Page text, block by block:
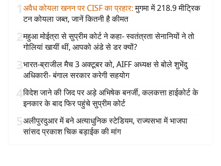
1अवैध कोयला खनन पर CISF का प्रहार: मुगमा में 218.9 मीट्रिक
टन कोयला जब्त, जानें कितनी है कीमत
2महुआ मोईत्रा से सुप्रीम कोर्ट ने कहा- स्वतंत्रता सेनानियों ने तो
गोलियां खायीं थीं, आपको अंडे से डर क्यों?
3भारत-ब्राजील मैच 3 अक्टूबर को, AIFF अध्यक्ष से बोले शुभेंदु
अधिकारी- बंगाल सरकार करेगी सहयोग
4विदेश जाने की जिद पर अड़े अभिषेक बनर्जी, कलकत्ता हाईकोर्ट के
इनकार के बाद फिर पहुंचे सुप्रीम कोर्ट
5अलीपुरदुआर में बने अत्याधुनिक स्टेडियम, राज्यसभा में भाजपा
सांसद प्रकाश चिक बड़ाईक की मांग